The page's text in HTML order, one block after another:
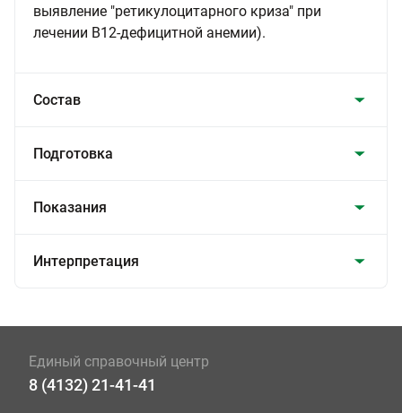
выявление "ретикулоцитарного криза" при
лечении В12-дефицитной анемии).
Состав
Подготовка
Показания
Интерпретация
Единый справочный центр
8 (4132) 21-41-41